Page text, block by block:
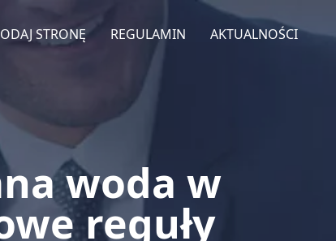
STRONĘ REGULAMIN AKTUALNOŚCI
woda w
reguły